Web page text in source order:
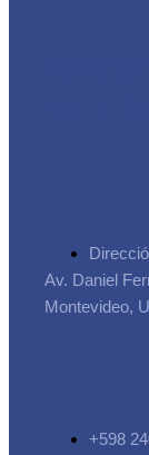
Av. Daniel
Montevideo,
+598